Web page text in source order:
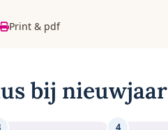
Print & pdf
bij nieuwjaar
4